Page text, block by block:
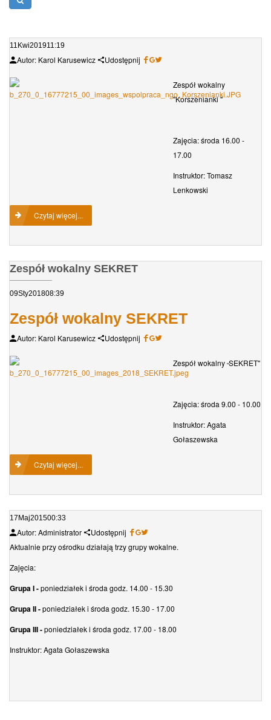
11 Kwi201911:19
Autor: Karol Karusewicz Udostępnij
Zespół wokalny
"Korszenianki "
Zajęcia: środa 16.00 -
17.00
Instruktor: Tomasz
Lenkowski
Czytaj więcej...
Zespół wokalny SEKRET
09Sty201808:39
Zespół wokalny SEKRET
Autor: Karol Karusewicz Udostępnij
Zespół wokalny "SEKRET"
Zajęcia: środa 9.00 - 10.00
Instruktor: Agata
Gołaszewska
Czytaj więcej...
17 Maj201500:33
Autor: Administrator
Udostępnij
Aktualnie przy ośrodku działają trzy grupy wokalne.
Zajęcia:
Grupa I -poniedziałek i środa godz. 14.00 - 15.30
Grupa II -poniedziałek i środa godz. 15.30 - 17.00
Grupa III -poniedziałek i środa godz. 17.00 - 18.00
Instruktor: Agata Gołaszewska